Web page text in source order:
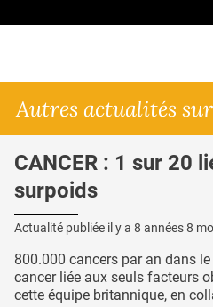
Autres actualités
CANCER : 1 sur 20
surpoids
Actualité publiée il y a 8 années 8
800.000 cancers par an dans le
cancer liée aux seuls facteurs
cette équipe britannique, en